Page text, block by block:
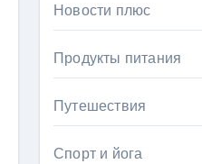
Новости плюс
Продукты питания
Путешествия
Спорт и йога